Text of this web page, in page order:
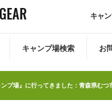
キャ
キャンプ場検索 お
プ場』に行ってきました：青森県むつ